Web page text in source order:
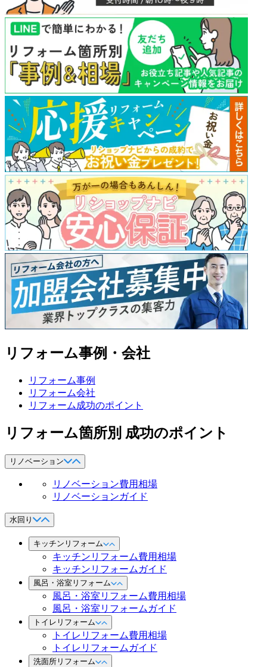
リフォーム事例・会社
リフォーム事例
リフォーム会社
リフォーム成功のポイント
リフォーム箇所別 成功のポイント
リノベーション
リノベーション費用相場
リノベーションガイド
水回り
キッチンリフォーム
キッチンリフォーム費用相場
キッチンリフォームガイド
風呂・浴室リフォーム
風呂・浴室リフォーム費用相場
風呂・浴室リフォームガイド
トイレリフォーム
トイレリフォーム費用相場
トイレリフォームガイド
洗面所リフォーム